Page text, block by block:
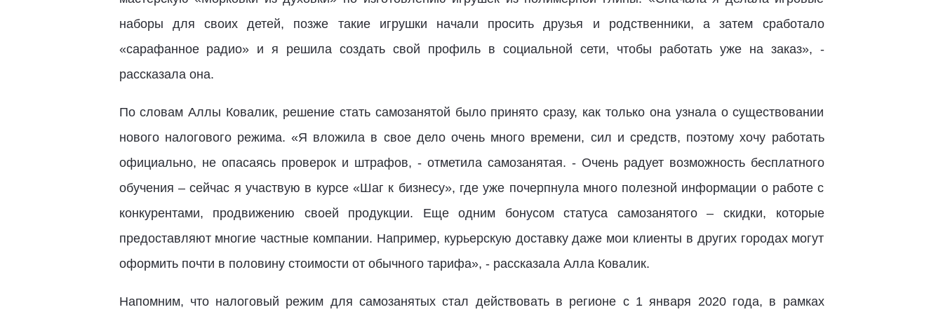
наборы для своих детей, позже такие игрушки начали просить друзья и родственники, а затем сработало
«сарафанное радио» и я решила создать свой профиль в социальной сети, чтобы работать уже на заказ», -
рассказала она.
По словам Аллы Ковалик, решение стать самозанятой было принято сразу, как только она узнала о существовании
нового налогового режима. «Я вложила в свое дело очень много времени, сил и средств, поэтому хочу работать
официально, не опасаясь проверок и штрафов, - отметила самозанятая. - Очень радует возможность бесплатного
обучения – сейчас я участвую в курсе «Шаг к бизнесу», где уже почерпнула много полезной информации о работе с
конкурентами, продвижению своей продукции. Еще одним бонусом статуса самозанятого – скидки, которые
предоставляют многие частные компании. Например, курьерскую доставку даже мои клиенты в других городах могут
оформить почти в половину стоимости от обычного тарифа», - рассказала Алла Ковалик.
Напомним, что налоговый режим для самозанятых стал действовать в регионе с 1 января 2020 года, в рамках